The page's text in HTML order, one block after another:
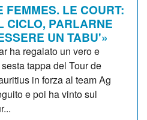
FEMMES. LE COURT:
CICLO, PARLARNE
UN TABU'»
ha regalato un vero e
tappa del Tour de
in forza al team Ag
e poi ha vinto sul